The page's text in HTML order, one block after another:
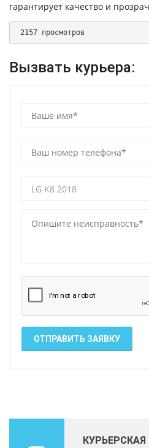
гарантирует качество и
2157 просмотров
Вызвать курьера:
ОТПРАВИТЬ ЗАЯВКУ